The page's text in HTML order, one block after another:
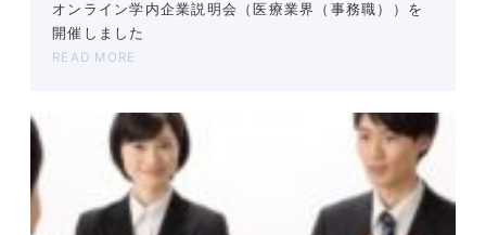
オンライン学内企業説明会（医療業界（事務職））を
開催しました
READ MORE